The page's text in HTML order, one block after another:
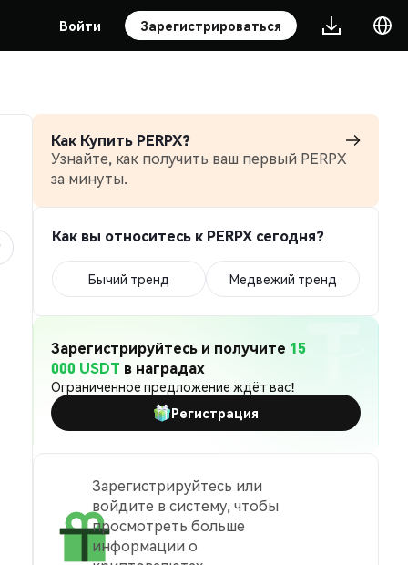
Войти Зарегистрироваться
Как Купить PERPX?
Узнайте, как получить ваш первый PERPX
за минуты.
Как вы относитесь к PERPX сегодня?
Бычий тренд Медвежий тренд
Зарегистрируйтесь и получите 15
000 USDT в наградах
Ограниченное предложение ждёт вас!
Регистрация
Зарегистрируйтесь или
войдите в систему, чтобы
просмотреть больше
информации о